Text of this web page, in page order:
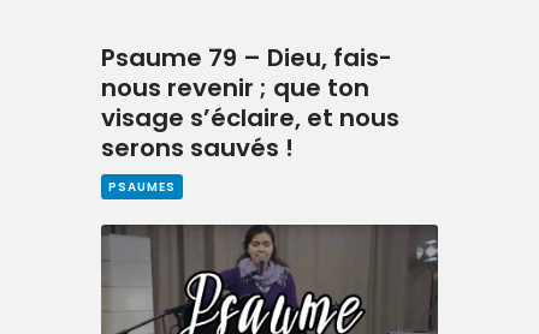
Nous aider
Psaume 79 – Dieu, fais-
nous revenir ; que ton
visage s’éclaire, et nous
serons sauvés !
PSAUMES